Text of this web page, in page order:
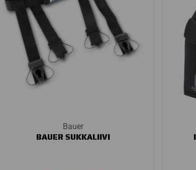
Bauer
BAUER SUKKALIIVI